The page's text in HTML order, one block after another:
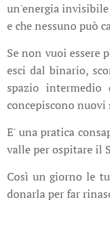
un'energia
e che nessuno può
Se non vuoi essere
esci dal binario,
spazio
concepiscono
E' una pratica
valle per ospitare il
Così un giorno le
donarla per far